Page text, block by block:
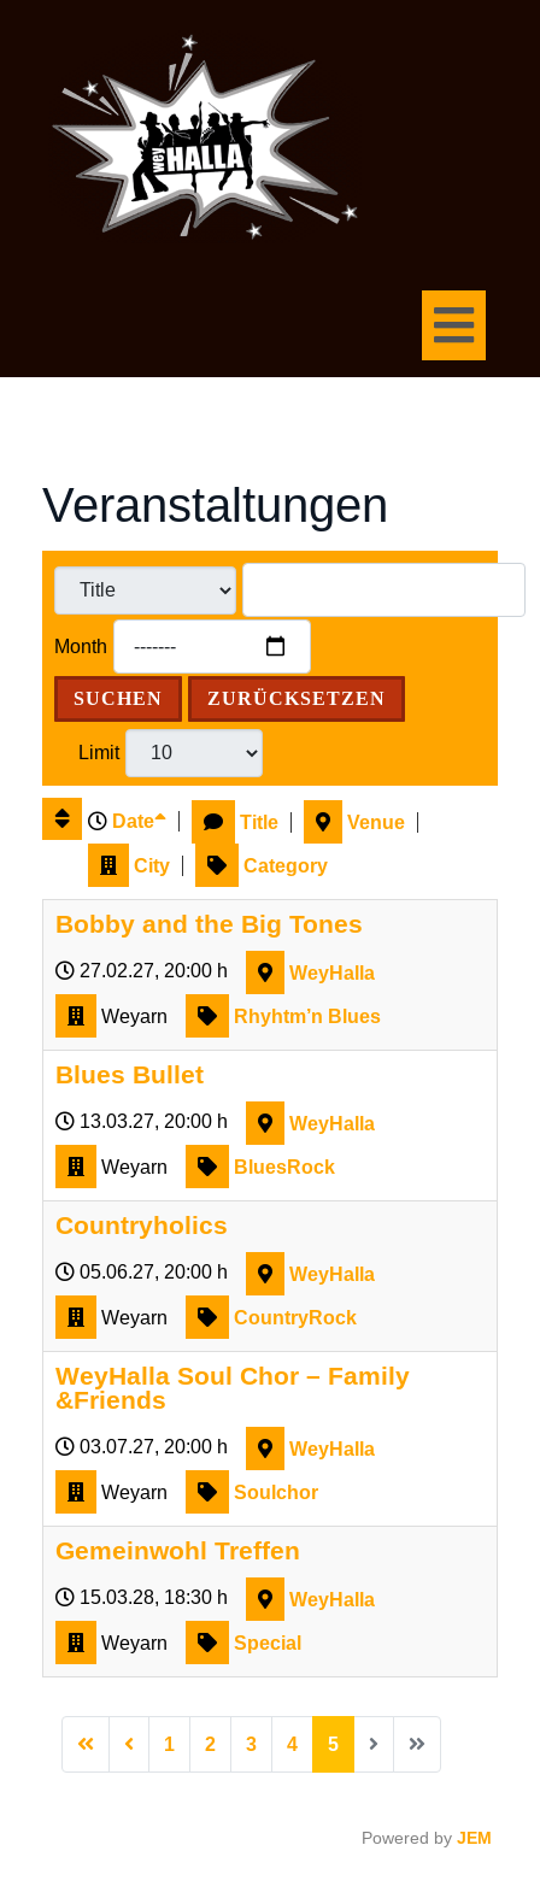
Veranstaltungen
Month
SUCHEN ZURÜCKSETZEN
Limit
Date Title Venue
City Category
Bobby and the Big Tones
27.02.27, 20:00 h WeyHalla
Weyarn Rhyhtm’n Blues
Blues Bullet
13.03.27, 20:00 h WeyHalla
Weyarn BluesRock
Countryholics
05.06.27, 20:00 h WeyHalla
Weyarn CountryRock
WeyHalla Soul Chor – Family
&Friends
03.07.27, 20:00 h WeyHalla
Weyarn Soulchor
Gemeinwohl Treffen
15.03.28, 18:30 h WeyHalla
Weyarn Special
1 2 3 4 5
Powered by JEM